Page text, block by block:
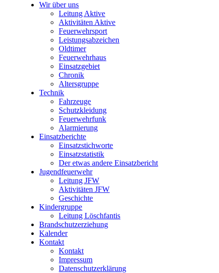
Wir über uns
Leitung Aktive
Aktivitäten Aktive
Feuerwehrsport
Leistungsabzeichen
Oldtimer
Feuerwehrhaus
Einsatzgebiet
Chronik
Altersgruppe
Technik
Fahrzeuge
Schutzkleidung
Feuerwehrfunk
Alarmierung
Einsatzberichte
Einsatzstichworte
Einsatzstatistik
Der etwas andere Einsatzbericht
Jugendfeuerwehr
Leitung JFW
Aktivitäten JFW
Geschichte
Kindergruppe
Leitung Löschfantis
Brandschutzerziehung
Kalender
Kontakt
Kontakt
Impressum
Datenschutzerklärung